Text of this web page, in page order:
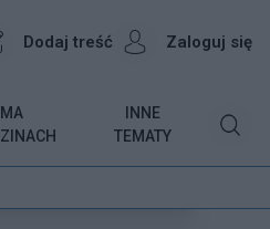
Dodaj treść Zaloguj się
INNE
TEMATY